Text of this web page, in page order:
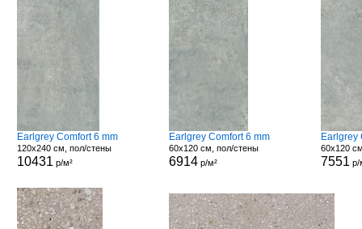
Earlgrey Comfort 6 mm
120x240 см, пол/стены
10431 р/м²
Earlgrey Comfort 6 mm
60x120 см, пол/стены
6914 р/м²
Earlgrey
60x120
7551 р/